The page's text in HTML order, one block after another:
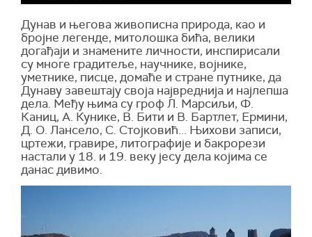
Дунав и његова живописна природа, као и
бројне легенде, митолошка бића, велики
догађаји и знамените личности, инспирисали
су многе градитеље, научнике, војнике,
уметнике, писце, домаће и стране путнике, да
Дунаву завештају своја највреднија и најлепша
дела. Међу њима су гроф Л. Марсиљи, Ф.
Каниц, А. Кунике, В. Бити и В. Бартлет, Ермини,
Д. О. Лансело, С. Стојковић... Њихови записи,
цртежи, гравире, литографије и бакрорези
настали у 18. и 19. веку јесу дела којима се
данас дивимо.